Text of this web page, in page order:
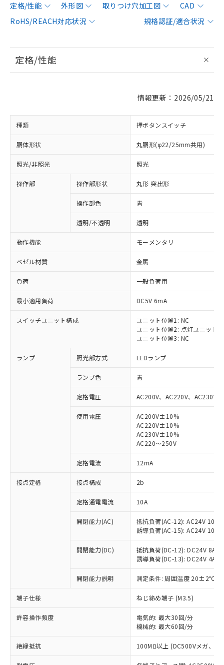
定格/性能 外形図 取りつけ穴加工図
CAD
RoHS/REACH対応状況
規格認証/適合状況
定格/性能
情報更新：2026/05/21
種類 押ボタンスイッチ
胴体形状 丸胴形(φ22/25mm共用)
照光/非照光 照光
操作部 操作部形状 丸形 突出形
操作部色 青
透明/不透明 透明
動作機能 モーメンタリ
ベゼル材質 金属
負荷 一般負荷用
最小適用負荷 DC5V 6mA
スイッチユニット構成
ユニット位置1: NC
ユニット位置2: 点灯ユニット
ユニット位置3: NC
ランプ 照光部方式 LEDランプ
ランプ色 青
定格電圧 AC200V、AC220V、AC230V
使用電圧
AC200V±10%
AC220V±10%
AC230V±10%
AC220～250V
定格電流 12mA
接点定格 接点構成 2b
定格通電電流 10A
開閉能力(AC)
抵抗負荷(AC-12): AC24V 10A/
誘導負荷(AC-15): AC24V
開閉能力(DC)
抵抗負荷(DC-12): DC24V 8A/
誘導負荷(DC-13): DC24V 4A/
開閉能力説明 測定条件: 周囲温度 20±2℃、
端子仕様 ねじ締め端子 (M3.5)
許容操作頻度
電気的: 最大30回/分
機械的: 最大60回/分
絶縁抵抗 100MΩ以上 (DC500Vメガ、点
以下の条件をお読みいただき、同意のうえ
本サービスは、当社制御機器事業取扱
商品の当社在庫状況および標準価格
(税抜)を提供させていただくもので
本サービスの対象外となる商品もある
ことをご了承ください。
在庫状況および標準価格照会結果は、
記載している更新日時点での社内デー
タに基づき作成されるものであり、閲
覧された時点での実際の在庫および標
対応済み：EU RoHS指令（10物質）の
非含有に対応した製品が提供可能な商品で
対応予定：EU RoHS指令（10物質）の非含
有に対応した製品に切り替える予定のある
対応予定なし：EU RoHS指令（10物質）の
非含有に非対応の商品で、対応品を出す予
調査・確認中：EU RoHS指令（10物質）の
非含有の対応状況を調査中または確認中の
非該当品：ライセンス料など無形物で、有
害物質有無と関係のない商品です。
仕入先様の事情により、非含有部品として
いたものが、含有品と判明した場合などや
むを得ず変更することがあります。
鉛(Pb) 1000ppm以下、 水銀(Hg) 1000ppm以下、 カド
六価クロム(Cr(Ⅵ)) 1000ppm以下、ポリ臭化ビフェニル
※1 中国RoHS○×表
「○」：最大均質材料含有率が中国RoHSの
基準値以下であることを示します。
「×」：最大均質材料含有率が中国RoHSの
基準値を超えていることを示します。
「－」：未確認です。当社販売部門へお問
*中国RoHS10物質の基準値 (GB/T26572)：
Pb(鉛) :1000ppm、 Hg(水銀) : 1000ppm、 Cd(カドミウ
当社は、これら貴社製品のうち、外国
為替および外国貿易法に定める商品
（以下｢規制貨物等」という）を輸出
または国外への提供する場合は、日本
国政府の輸出許可(または役務取引許
可)を取得するなどの必要な手続きを